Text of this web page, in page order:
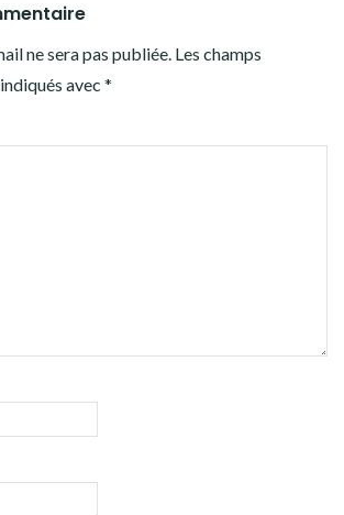
ne sera pas publiée. Les champs
avec *